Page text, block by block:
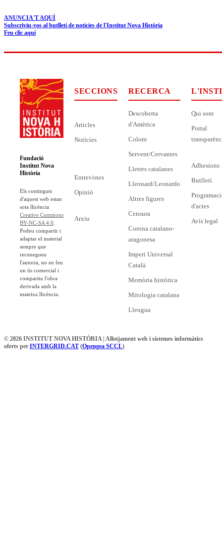
ANUNCIA'T AQUÍ
Subscriviu-vos al butlletí de notícies de l'Institut Nova Història
Feu clic aquí
Fundació
Institut Nova
Història
Els continguts
d'aquest web estan
sota llicència
Creative Commons
BY-NC-SA 4.0
Podeu compartir i
adaptar el material
sempre que
reconegueu
l'autoria, no en feu
un ús comercial i
compartiu l'obra
derivada amb la
mateixa llicència.
SECCIONS
Articles
Notícies
Entrevistes
Opinió
Arxiu
RECERCA
Descoberta
d'Amèrica
Colom
Servent/Cervantes
Lletres catalanes
Lleonard/Leonardo
Altres figures
Censura
Corona catalano-
aragonesa
Imperi Universal
Català
Memòria històrica
Mitologia catalana
Llengua
Qui som
Portal
Adhesions
Butlletí
d'actes
Avís legal
© 2026 INSTITUT NOVA HISTÒRIA | Allotjament web i sistemes informàtics
oferts per INTERGRID.CAT (Opengea SCCL)